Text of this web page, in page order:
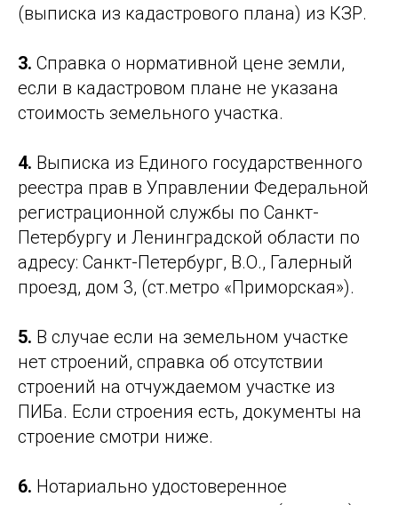
(выписка из кадастрового плана) из КЗР.
3. Справка о нормативной цене земли,
если в кадастровом плане не указана
стоимость земельного участка.
4. Выписка из Единого государственного
реестра прав в Управлении Федеральной
регистрационной службы по Санкт-
Петербургу и Ленинградской области по
адресу: Санкт-Петербург, В.О., Галерный
проезд, дом 3, (ст.метро «Приморская»).
5. В случае если на земельном участке
нет строений, справка об отсутствии
строений на отчуждаемом участке из
ПИБа. Если строения есть, документы на
строение смотри ниже.
6. Нотариально удостоверенное